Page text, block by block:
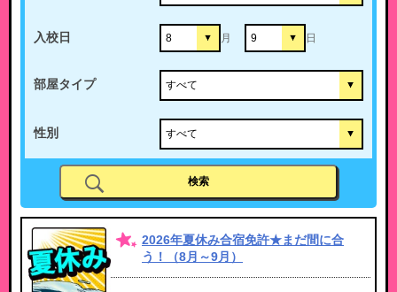
入校日 月 日
部屋タイプ
性別
2026年夏休み合宿免許★まだ間に合
う！（8月～9月）